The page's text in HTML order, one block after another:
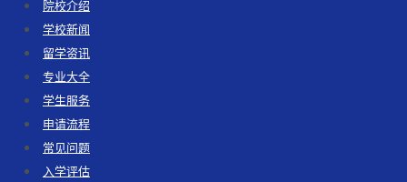
院校介绍
学校新闻
留学资讯
专业大全
学生服务
申请流程
常见问题
入学评估